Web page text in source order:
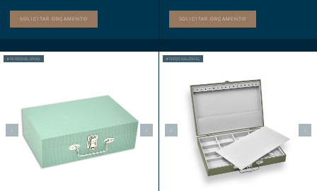
SOLICITAR ORÇAMENTO SOLICITAR ORÇAMENTO
✦ PERSONALIZÁVEL
‹ ›
✦ PERSONALIZÁVEL
‹ ›